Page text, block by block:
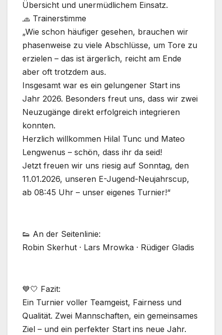
Übersicht und unermüdlichem Einsatz.
🧢 Trainerstimme
„Wie schon häufiger gesehen, brauchen wir
phasenweise zu viele Abschlüsse, um Tore zu
erzielen – das ist ärgerlich, reicht am Ende
aber oft trotzdem aus.
Insgesamt war es ein gelungener Start ins
Jahr 2026. Besonders freut uns, dass wir zwei
Neuzugänge direkt erfolgreich integrieren
konnten.
Herzlich willkommen Hilal Tunc und Mateo
Lengwenus – schön, dass ihr da seid!
Jetzt freuen wir uns riesig auf Sonntag, den
11.01.2026, unseren E-Jugend-Neujahrscup,
ab 08:45 Uhr – unser eigenes Turnier!“
👟 An der Seitenlinie:
Robin Skerhut · Lars Mrowka · Rüdiger Gladis
💙🤍 Fazit:
Ein Turnier voller Teamgeist, Fairness und
Qualität. Zwei Mannschaften, ein gemeinsames
Ziel – und ein perfekter Start ins neue Jahr.